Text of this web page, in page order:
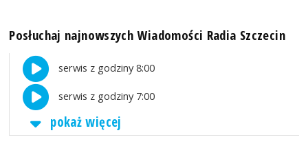
Posłuchaj najnowszych Wiadomości Radia Szczecin
serwis z godziny 8:00
serwis z godziny 7:00
pokaż więcej